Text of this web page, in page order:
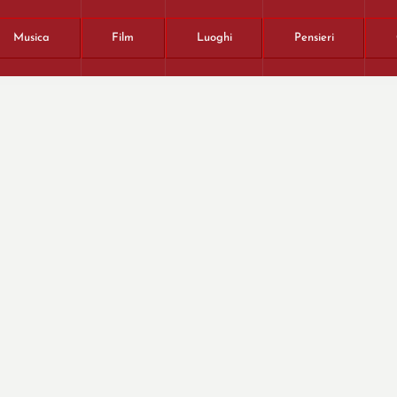
Musica Film Luoghi Pensieri